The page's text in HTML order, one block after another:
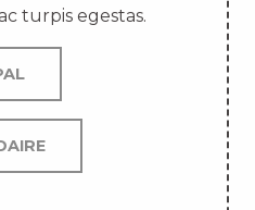
turpis egestas.